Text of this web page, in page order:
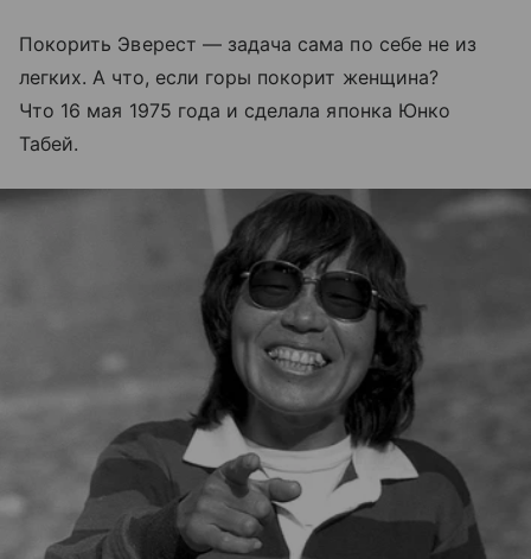
Покорить Эверест — задача сама по себе не из
легких. А что, если горы покорит женщина?
Что 16 мая 1975 года и сделала японка Юнко
Табей.